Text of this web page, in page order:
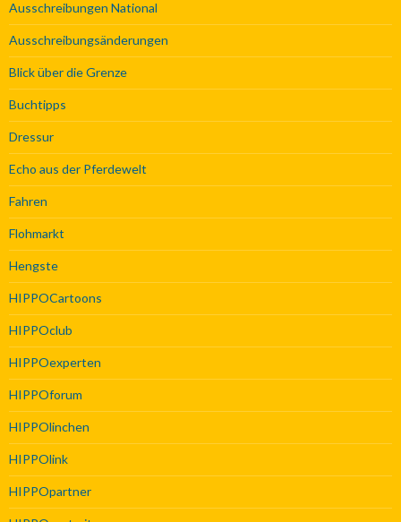
Ausschreibungen National
Ausschreibungsänderungen
Blick über die Grenze
Buchtipps
Dressur
Echo aus der Pferdewelt
Fahren
Flohmarkt
Hengste
HIPPOCartoons
HIPPOclub
HIPPOexperten
HIPPOforum
HIPPOlinchen
HIPPOlink
HIPPOpartner